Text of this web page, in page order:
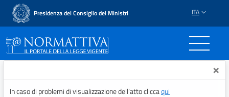
Presidenza del Consiglio dei Ministri ITA
Normattiva - Il portale ×
In caso di problemi di visualizzazione dell’atto cliccaqui